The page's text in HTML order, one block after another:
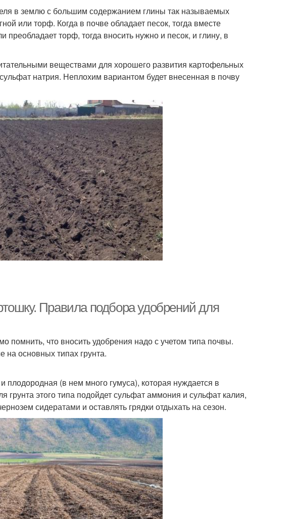
в землю с большим содержанием глины так называемых
или торф. Когда в почве обладает песок, тогда вместе
торф, тогда вносить нужно и песок, и глину, в
веществами для хорошего развития картофельных
натрия. Неплохим вариантом будет внесенная в почву
Правила подбора удобрений для
помнить, что вносить удобрения надо с учетом типа почвы.
на основных типах грунта.
плодородная (в нем много гумуса), которая нуждается в
этого типа подойдет сульфат аммония и сульфат калия,
сидератами и оставлять грядки отдыхать на сезон.